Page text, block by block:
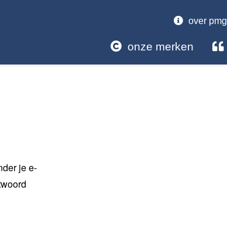
over pmg
onze merken
je e-